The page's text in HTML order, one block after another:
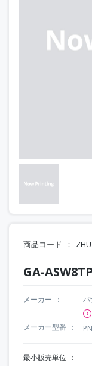
商品コード
GA-
メーカー
パ
メーカー型番
最小販売単位